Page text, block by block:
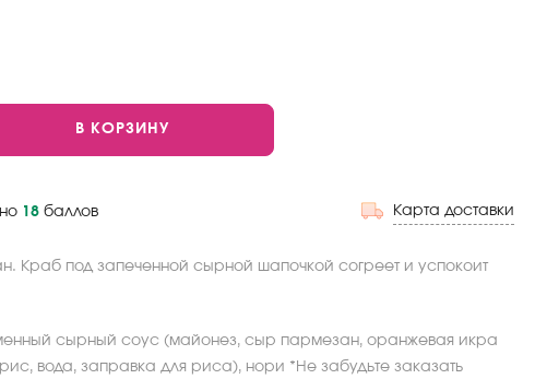
В КОРЗИНУ
18 баллов Карта доставки
Краб под запеченной сырной шапочкой согреет и успокоит
сырный соус (майонез, сыр пармезан, оранжевая икра
вода, заправка для риса), нори *Не забудьте заказать